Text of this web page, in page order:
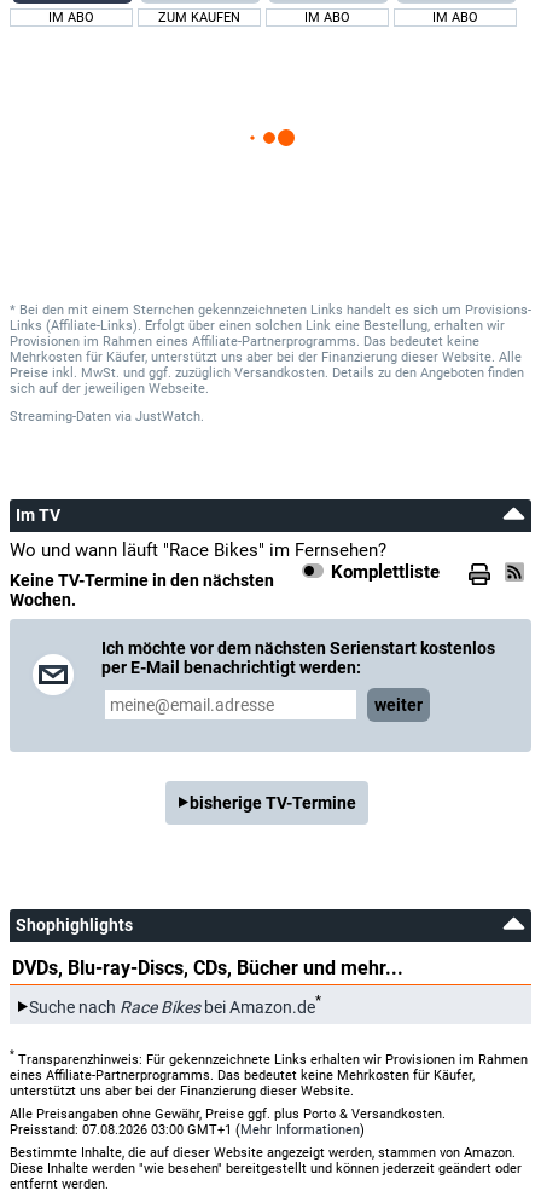
IM ABO ZUM KAUFEN IM ABO IM ABO
* Bei den mit einem Sternchen gekennzeichneten Links handelt es sich um Provisions-
Links (Affiliate-Links). Erfolgt über einen solchen Link eine Bestellung, erhalten wir
Provisionen im Rahmen eines Affiliate-Partnerprogramms. Das bedeutet keine
Mehrkosten für Käufer, unterstützt uns aber bei der Finanzierung dieser Website. Alle
Preise inkl. MwSt. und ggf. zuzüglich Versandkosten. Details zu den Angeboten finden
sich auf der jeweiligen Webseite.
Streaming-Daten via JustWatch.
Im TV
Wo und wann läuft "Race Bikes" im Fernsehen?
Komplettliste
Keine TV-Termine in den nächsten
Wochen.
Ich möchte vor dem nächsten Serienstart kostenlos
per E-Mail benachrichtigt werden:
weiter
bisherige TV-Termine
Shophighlights
DVDs, Blu-ray-Discs, CDs, Bücher und mehr...
Suche nach Race Bikesbei Amazon.de*
* Transparenzhinweis: Für gekennzeichnete Links erhalten wir Provisionen im Rahmen
eines Affiliate-Partnerprogramms. Das bedeutet keine Mehrkosten für Käufer,
unterstützt uns aber bei der Finanzierung dieser Website.
Alle Preisangaben ohne Gewähr, Preise ggf. plus Porto & Versandkosten.
Preisstand: 07.08.2026 03:00 GMT+1 (Mehr Informationen)
Bestimmte Inhalte, die auf dieser Website angezeigt werden, stammen von Amazon.
Diese Inhalte werden "wie besehen" bereitgestellt und können jederzeit geändert oder
entfernt werden.